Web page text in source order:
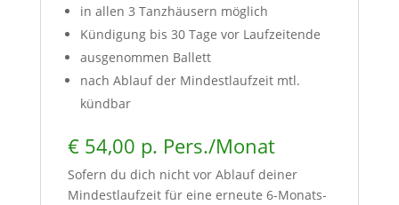
in allen 3 Tanzhäusern möglich
Kündigung bis 30 Tage vor Laufzeitende
ausgenommen Ballett
nach Ablauf der Mindestlaufzeit mtl.
kündbar
€ 54,00 p. Pers./Monat
Sofern du dich nicht vor Ablauf deiner
Mindestlaufzeit für eine erneute 6-Monats-